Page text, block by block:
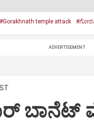
#Gorakhnath temple attack
ADVERTISEMENT
ಬಾನೆಟ್